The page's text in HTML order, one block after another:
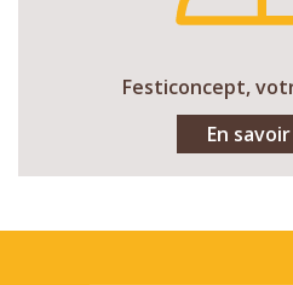
Festiconcept,
En